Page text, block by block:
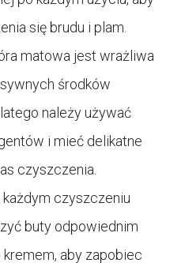
się brudu i plam.
matowa jest wrażliwa
środków
należy używać
i mieć delikatne
czyszczenia.
czyszczeniu
buty odpowiednim
aby zapobiec